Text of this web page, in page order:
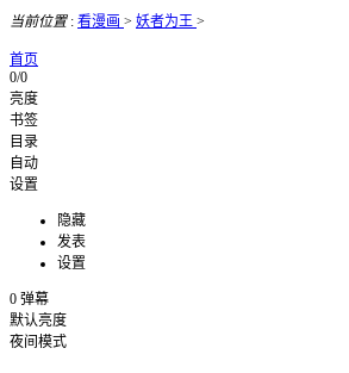
当前位置: 看漫画 > 妖者为王 >
首页
0/0
亮度
书签
目录
自动
设置
隐藏
发表
设置
0 弹幕
默认亮度
夜间模式